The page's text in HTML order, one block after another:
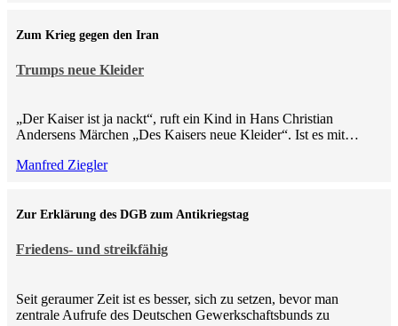
Trumps neue Kleider
Zum Krieg gegen den Iran
„Der Kaiser ist ja nackt“, ruft ein Kind in Hans Christian
Andersens Märchen „Des Kaisers neue Kleider“. Ist es mit…
Manfred Ziegler
Friedens- und streikfähig
Zur Erklärung des DGB zum Antikriegstag
Seit geraumer Zeit ist es besser, sich zu setzen, bevor man
zentrale Aufrufe des Deutschen Gewerkschaftsbunds zu